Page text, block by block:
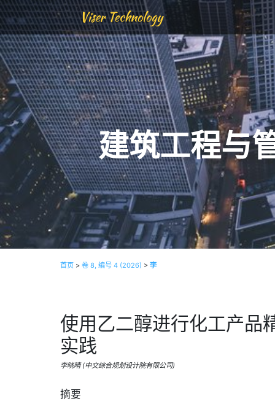
Viser Technology
建筑工程与
首页 > 卷 8, 编号 4 (2026) > 李
使用乙二醇进行化工产品
实践
李晓晴 (中交综合规划设计院有限公司)
摘要